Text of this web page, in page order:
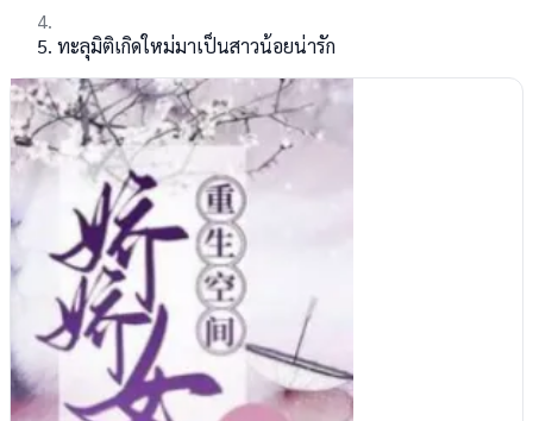
ทะลุมิติเกิดใหม่มาเป็นสาวน้อยน่ารัก